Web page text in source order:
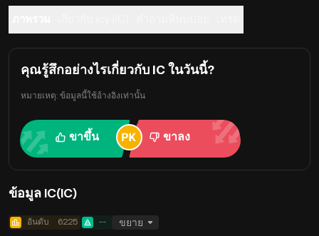
คุณรู้สึกอย่างไรเกี่ยวกับ IC ในวันนี้?
หมายเหตุ: ข้อมูลนี้ใช้อ้างอิงเท่านั้น
ขาขึ้น ขาลง
ข้อมูล IC(IC)
อันดับ 6225 -- ขยาย